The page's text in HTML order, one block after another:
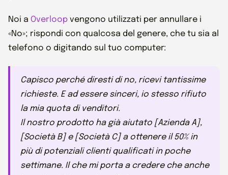
Noi a Overloop vengono utilizzati per annullare i
«No»; rispondi con qualcosa del genere, che tu sia al
telefono o digitando sul tuo computer:
Capisco perché diresti di no, ricevi tantissime
richieste. E ad essere sinceri, io stesso rifiuto
la mia quota di venditori.
Il nostro prodotto ha già aiutato [Azienda A],
[Società B] e [Società C] a ottenere il 50% in
più di potenziali clienti qualificati in poche
settimane. Il che mi porta a credere che anche